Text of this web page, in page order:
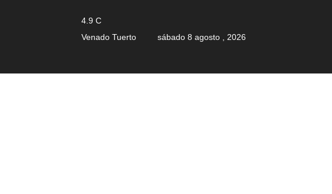
4.9 C
Venado Tuerto
sábado 8 agosto , 2026